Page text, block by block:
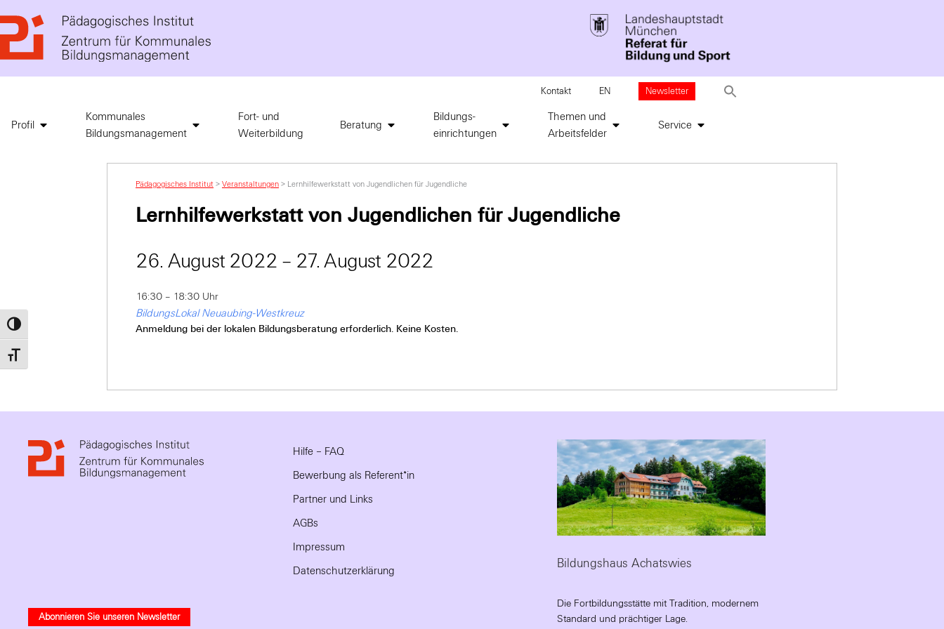
Umschalten auf hohe Kontraste
Schrift vergrößern
Kontakt EN Newsletter
Profil
Kommunales
Bildungsmanagement
Fort- und
Weiterbildung
Beratung
Bildungs-
einrichtungen
Themen und
Arbeitsfelder
Service
Pädagogisches Institut > Veranstaltungen > Lernhilfewerkstatt von Jugendlichen für Jugendliche
Lernhilfewerkstatt von Jugendlichen für Jugendliche
26. August 2022 – 27. August 2022
16:30 – 18:30 Uhr
BildungsLokal Neuaubing-Westkreuz
Anmeldung bei der lokalen Bildungsberatung erforderlich. Keine Kosten.
Abonnieren Sie unseren Newsletter
Hilfe – FAQ
Bewerbung als Referent*in
Partner und Links
AGBs
Impressum
Datenschutzerklärung
Bildungshaus Achatswies
Die Fortbildungsstätte mit Tradition, modernem
Standard und prächtiger Lage.